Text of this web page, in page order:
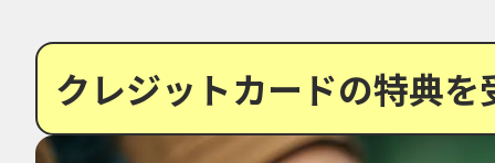
クレジットカードの特典